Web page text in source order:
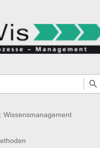
Wissensmanagement